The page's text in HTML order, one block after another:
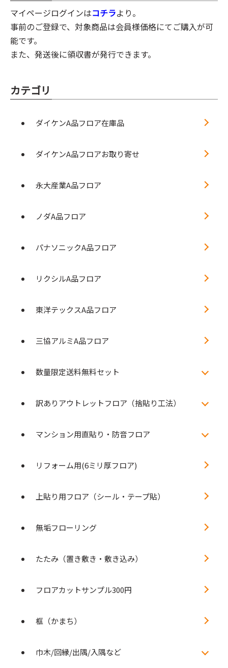
マイページログインはコチラより。
事前のご登録で、対象商品は会員様価格にてご購入が可
能です。
また、発送後に領収書が発行できます。
カテゴリ
ダイケンA品フロア在庫品
ダイケンA品フロアお取り寄せ
永大産業A品フロア
ノダA品フロア
パナソニックA品フロア
リクシルA品フロア
東洋テックスA品フロア
三協アルミA品フロア
数量限定送料無料セット
訳ありアウトレットフロア（捨貼り工法）
マンション用直貼り・防音フロア
リフォーム用(6ミリ厚フロア)
上貼り用フロア（シール・テープ貼）
無垢フローリング
たたみ（置き敷き・敷き込み）
フロアカットサンプル300円
框（かまち）
巾木/回縁/出隅/入隅など